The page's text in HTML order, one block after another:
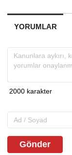
YORUMLAR
Gönder